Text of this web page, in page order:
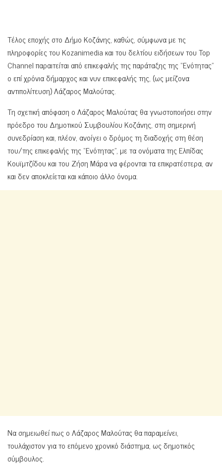
Τέλος εποχής στο Δήμο Κοζάνης, καθώς, σύμφωνα με τις
πληροφορίες του Kozanimedia και του δελτίου ειδήσεων του Top
Channel παραιτείται από επικεφαλής της παράταξης της “Ενότητας”
ο επί χρόνια δήμαρχος και νυν επικεφαλής της, (ως μείζονα
αντιπολίτευση) Λάζαρος Μαλούτας.
Τη σχετική απόφαση ο Λάζαρος Μαλούτας θα γνωστοποιήσει στην
πρόεδρο του Δημοτικού Συμβουλίου Κοζάνης, στη σημερινή
συνεδρίαση και, πλέον, ανοίγει ο δρόμος τη διαδοχής στη θέση
του/της επικεφαλής της “Ενότητας”, με τα ονόματα της Ελπίδας
Κουϊμτζίδου και του Ζήση Μάρα να φέρονται τα επικρατέστερα, αν
και δεν αποκλείεται και κάποιο άλλο όνομα.
Να σημειωθεί πως ο Λάζαρος Μαλούτας θα παραμείνει,
τουλάχιστον για το επόμενο χρονικό διάστημα, ως δημοτικός
σύμβουλος.